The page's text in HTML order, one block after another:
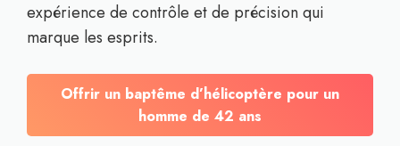
expérience de contrôle et de précision qui
marque les esprits.
Offrir un baptême d’hélicoptère pour un
homme de 42 ans